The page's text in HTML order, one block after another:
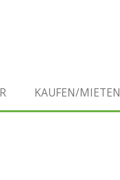
KAUFEN/MIETEN